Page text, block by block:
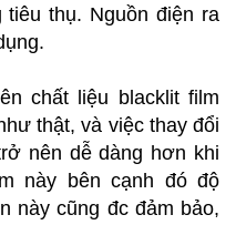
thụ. Nguồn điện ra
chất liệu blacklit film
thật, và việc thay đổi
nên dễ dàng hơn khi
này bên cạnh đó độ
này cũng đc đảm bảo,